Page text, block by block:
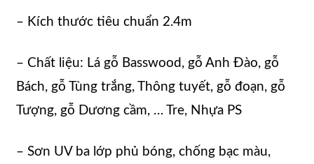
– Kích thước tiêu chuẩn 2.4m
– Chất liệu: Lá gỗ Basswood, gỗ Anh Đào, gỗ
Bách, gỗ Tùng trắng, Thông tuyết, gỗ đoạn, gỗ
Tượng, gỗ Dương cầm, … Tre, Nhựa PS
– Sơn UV ba lớp phủ bóng, chống bạc màu,